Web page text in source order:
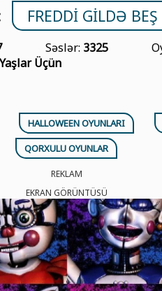
FREDDI GILDƏ
Səslər: 3325
Üçün
HALLOWEEN OYUNLARI
QORXULU OYUNLAR
REKLAM
EKRAN GÖRÜNTÜSÜ